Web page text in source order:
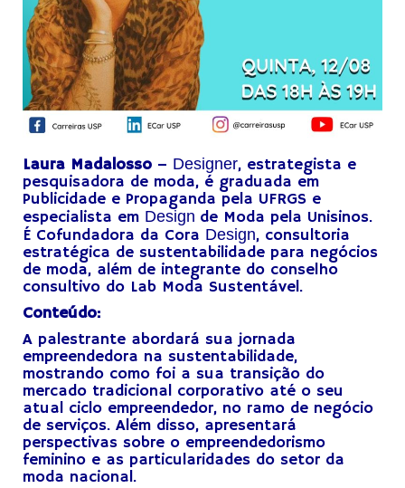
Laura Madalosso – Designer, estrategista e
pesquisadora de moda, é graduada em
Publicidade e Propaganda pela UFRGS e
especialista em Design de Moda pela Unisinos.
É Cofundadora da Cora Design, consultoria
estratégica de sustentabilidade para negócios
de moda, além de integrante do conselho
consultivo do Lab Moda Sustentável.
Conteúdo:
A palestrante abordará sua jornada
empreendedora na sustentabilidade,
mostrando como foi a sua transição do
mercado tradicional corporativo até o seu
atual ciclo empreendedor, no ramo de negócio
de serviços. Além disso, apresentará
perspectivas sobre o empreendedorismo
feminino e as particularidades do setor da
moda nacional.